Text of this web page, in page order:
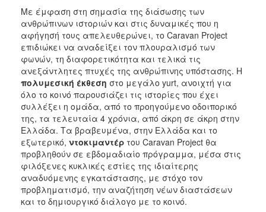
Με έμφαση στη σημασία της διάσωσης των
ανθρώπινων ιστοριών και στις δυναμικές που η
αφήγησή τους απελευθερώνει, το Caravan Project
επιδιώκει να αναδείξει τον πλουραλισμό των
φωνών, τη διαφορετικότητα και τελικά τις
ανεξάντλητες πτυχές της ανθρώπινης υπόστασης. Η
πολυμεσική έκθεση στο μεγάλο yurt, ανοιχτή για
όλο το κοινό παρουσιάζει τις ιστορίες που έχει
συλλέξει η ομάδα, από το προηγούμενο οδοιπορικό
της, τα τελευταία 4 χρόνια, από άκρη σε άκρη στην
Ελλάδα. Τα βραβευμένα, στην Ελλάδα και το
εξωτερικό, ντοκιμαντέρ του Caravan Project θα
προβληθούν σε εβδομαδιαίο πρόγραμμα, μέσα στις
φιλόξενες κυκλικές εστίες της ιδιαίτερης
αναδυόμενης εγκατάστασης, με στόχο τον
προβληματισμό, την αναζήτηση νέων διαστάσεων
και το δημιουργικό διάλογο με το κοινό.